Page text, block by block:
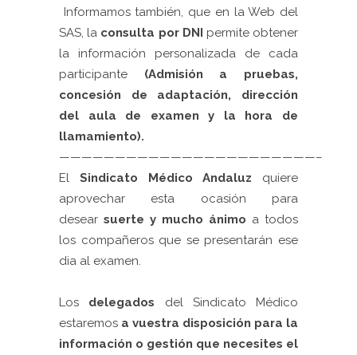
Informamos también, que en la Web del
SAS, la consulta por DNI permite obtener
la información personalizada de cada
participante (Admisión a pruebas,
concesión de adaptación, dirección
del aula de examen y la hora de
llamamiento).
———————————————————————–
El Sindicato Médico Andaluz quiere
aprovechar esta ocasión para
desear suerte y mucho ánimo a todos
los compañeros que se presentarán ese
dia al examen.
Los delegados del Sindicato Médico
estaremos a vuestra disposición para la
información o gestión que necesites el